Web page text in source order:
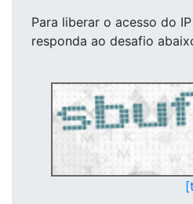
Para liberar o acesso do IP
responda ao desafio